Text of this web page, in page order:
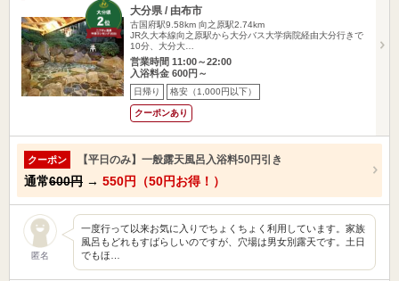
大分県 / 由布市
古国府駅9.58km 向之原駅2.74km
JR久大本線向之原駅から大分バス大学病院経由大分行きで
10分、大分大…
営業時間 11:00～22:00
入浴料金 600円～
日帰り 格安（1,000円以下）
クーポンあり
クーポン 【平日のみ】一般露天風呂入浴料50円引き
通常600円 → 550円（50円お得！）
匿名
一度行って以来お気に入りでちょくちょく利用しています。家族
風呂もどれもすばらしいのですが、穴場は男女別露天です。土日
でもほ…